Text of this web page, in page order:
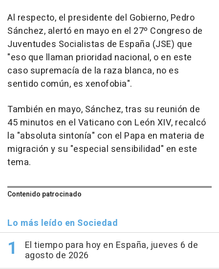
Al respecto, el presidente del Gobierno, Pedro
Sánchez, alertó en mayo en el 27º Congreso de
Juventudes Socialistas de España (JSE) que
"eso que llaman prioridad nacional, o en este
caso supremacía de la raza blanca, no es
sentido común, es xenofobia".
También en mayo, Sánchez, tras su reunión de
45 minutos en el Vaticano con León XIV, recalcó
la "absoluta sintonía" con el Papa en materia de
migración y su "especial sensibilidad" en este
tema.
Contenido patrocinado
Lo más leído en Sociedad
El tiempo para hoy en España, jueves 6 de
agosto de 2026